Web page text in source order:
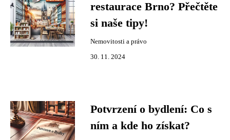
restaurace Brno? Přečtěte
si naše tipy!
Nemovitosti a právo
30. 11. 2024
Potvrzení o bydlení: Co s
ním a kde ho získat?